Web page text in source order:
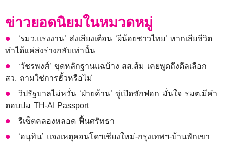
ข่าวยอดนิยมในหมวดหมู่
‘รมว.แรงงาน’ ส่งเสียงเตือน ‘ผีน้อยชาวไทย’ หากเสียชีวิต
ทำได้แค่ส่งร่างกลับเท่านั้น
‘วัชรพงศ์’ ขุดหลักฐานแฉบ้าง สส.ส้ม เคยพูดถึงดีลเลือก
สว. ถามใช่การฮั้วหรือไม่
วิปรัฐบาลไม่หวั่น ‘ฝ่ายค้าน’ ขู่เปิดซักฟอก มั่นใจ รมต.มีคำ
ตอบปม TH-AI Passport
รีเซ็ตคลองหลอด ฟื้นศรัทธา
‘อนุทิน’ แจงเหตุคอนโดฯเชียงใหม่-กรุงเทพฯ-บ้านพักเขา